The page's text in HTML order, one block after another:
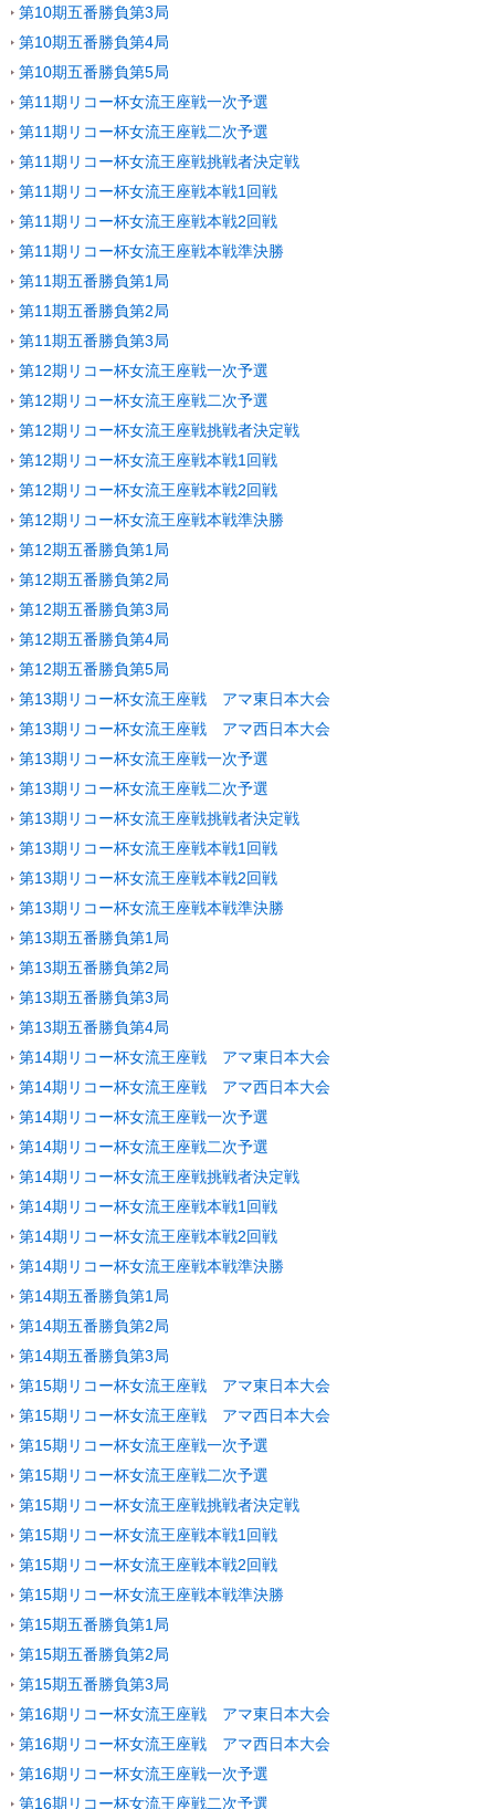
第10期五番勝負第3局
第10期五番勝負第4局
第10期五番勝負第5局
第11期リコー杯女流王座戦一次予選
第11期リコー杯女流王座戦二次予選
第11期リコー杯女流王座戦挑戦者決定戦
第11期リコー杯女流王座戦本戦1回戦
第11期リコー杯女流王座戦本戦2回戦
第11期リコー杯女流王座戦本戦準決勝
第11期五番勝負第1局
第11期五番勝負第2局
第11期五番勝負第3局
第12期リコー杯女流王座戦一次予選
第12期リコー杯女流王座戦二次予選
第12期リコー杯女流王座戦挑戦者決定戦
第12期リコー杯女流王座戦本戦1回戦
第12期リコー杯女流王座戦本戦2回戦
第12期リコー杯女流王座戦本戦準決勝
第12期五番勝負第1局
第12期五番勝負第2局
第12期五番勝負第3局
第12期五番勝負第4局
第12期五番勝負第5局
第13期リコー杯女流王座戦 アマ東日本大会
第13期リコー杯女流王座戦 アマ西日本大会
第13期リコー杯女流王座戦一次予選
第13期リコー杯女流王座戦二次予選
第13期リコー杯女流王座戦挑戦者決定戦
第13期リコー杯女流王座戦本戦1回戦
第13期リコー杯女流王座戦本戦2回戦
第13期リコー杯女流王座戦本戦準決勝
第13期五番勝負第1局
第13期五番勝負第2局
第13期五番勝負第3局
第13期五番勝負第4局
第14期リコー杯女流王座戦 アマ東日本大会
第14期リコー杯女流王座戦 アマ西日本大会
第14期リコー杯女流王座戦一次予選
第14期リコー杯女流王座戦二次予選
第14期リコー杯女流王座戦挑戦者決定戦
第14期リコー杯女流王座戦本戦1回戦
第14期リコー杯女流王座戦本戦2回戦
第14期リコー杯女流王座戦本戦準決勝
第14期五番勝負第1局
第14期五番勝負第2局
第14期五番勝負第3局
第15期リコー杯女流王座戦 アマ東日本大会
第15期リコー杯女流王座戦 アマ西日本大会
第15期リコー杯女流王座戦一次予選
第15期リコー杯女流王座戦二次予選
第15期リコー杯女流王座戦挑戦者決定戦
第15期リコー杯女流王座戦本戦1回戦
第15期リコー杯女流王座戦本戦2回戦
第15期リコー杯女流王座戦本戦準決勝
第15期五番勝負第1局
第15期五番勝負第2局
第15期五番勝負第3局
第16期リコー杯女流王座戦 アマ東日本大会
第16期リコー杯女流王座戦 アマ西日本大会
第16期リコー杯女流王座戦一次予選
第16期リコー杯女流王座戦二次予選